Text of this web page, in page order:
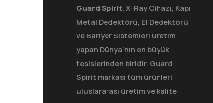
Guard Spirit, X-Ray Cihazı, Kapı
Metal Dedektörü, El Dedektörü
ve Bariyer Sistemleri üretim
yapan Dünya’nın en büyük
tesislerinden biridir. Guard
Spirit markası tüm ürünleri
uluslararası üretim ve kalite